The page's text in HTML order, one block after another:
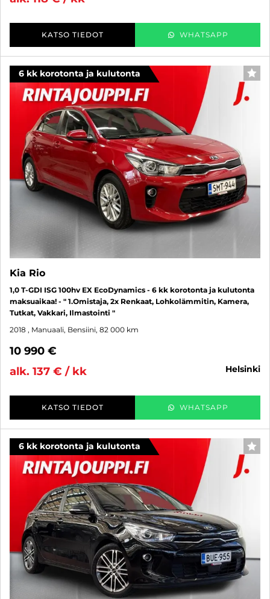
KATSO TIEDOT WHATSAPP
6 kk korotonta ja kulutonta
Kia Rio
1,0 T-GDI ISG 100hv EX EcoDynamics - 6 kk korotonta ja kulutonta
maksuaikaa! - " 1.Omistaja, 2x Renkaat, Lohkolämmitin, Kamera,
Tutkat, Vakkari, Ilmastointi "
2018 , Manuaali, Bensiini, 82 000 km
10 990 €
alk. 137 € / kk
helsinki
KATSO TIEDOT WHATSAPP
6 kk korotonta ja kulutonta